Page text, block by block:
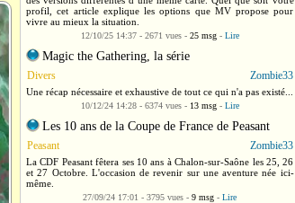
profil, cet article explique les options que MV propose pour
vivre au mieux la situation.
12/10/25 14:37 - 2671 vues - 25 msg- Lire
Magic the Gathering, la série
Divers Zombie33
Une récap nécessaire et exhaustive de tout ce qui n'a pas existé...
10/12/24 14:28 - 6374 vues - 13 msg- Lire
Les 10 ans de la Coupe de France de Peasant
Peasant Zombie33
La CDF Peasant fêtera ses 10 ans à Chalon-sur-Saône les 25, 26
et 27 Octobre. L'occasion de revenir sur une aventure née ici-
même.
27/09/24 17:01 - 3795 vues -9 msg -Lire